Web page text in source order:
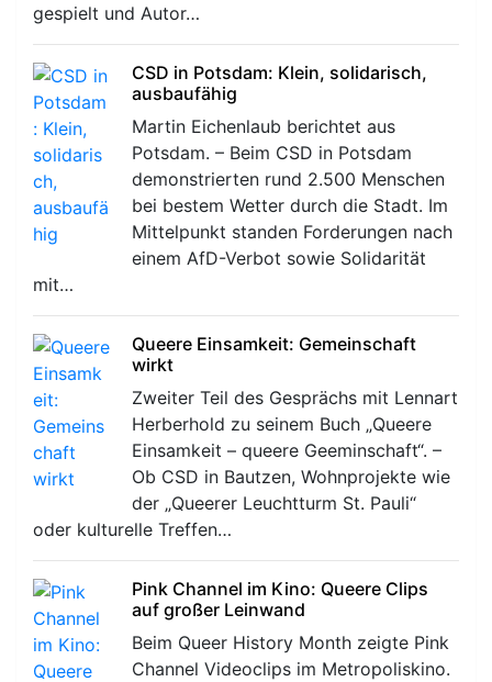
gespielt und Autor…
CSD in Potsdam: Klein, solidarisch,
ausbaufähig
Martin Eichenlaub berichtet aus
Potsdam. – Beim CSD in Potsdam
demonstrierten rund 2.500 Menschen
bei bestem Wetter durch die Stadt. Im
Mittelpunkt standen Forderungen nach
einem AfD-Verbot sowie Solidarität
mit…
Queere Einsamkeit: Gemeinschaft
wirkt
Zweiter Teil des Gesprächs mit Lennart
Herberhold zu seinem Buch „Queere
Einsamkeit – queere Geeminschaft“. –
Ob CSD in Bautzen, Wohnprojekte wie
der „Queerer Leuchtturm St. Pauli“
oder kulturelle Treffen…
Pink Channel im Kino: Queere Clips
auf großer Leinwand
Beim Queer History Month zeigte Pink
Channel Videoclips im Metropoliskino.